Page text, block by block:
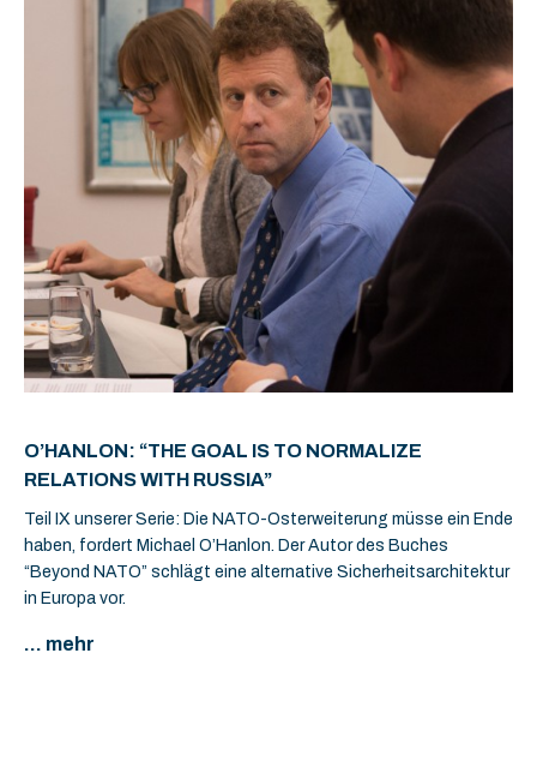
O’HANLON: “THE GOAL IS TO NORMALIZE
RELATIONS WITH RUSSIA”
Teil IX unserer Serie: Die NATO-Osterweiterung müsse ein Ende
haben, fordert Michael O’Hanlon. Der Autor des Buches
“Beyond NATO” schlägt eine alternative Sicherheitsarchitektur
in Europa vor.
... mehr